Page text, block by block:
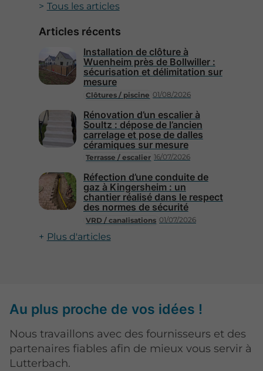
Tous les articles
Articles récents
Clôtures / piscine 01/08/2026
Installation de clôture à
Wuenheim près de Bollwiller :
sécurisation et délimitation sur
mesure
Terrasse / escalier 16/07/2026
Rénovation d’un escalier à
Soultz : dépose de l’ancien
carrelage et pose de dalles
céramiques sur mesure
VRD / canalisations 01/07/2026
Réfection d’une conduite de
gaz à Kingersheim : un
chantier réalisé dans le respect
des normes de sécurité
Plus d'articles
Au plus proche de vos idées !
Nous travaillons avec des fournisseurs et des
partenaires fiables afin de mieux vous servir à
Lutterbach.